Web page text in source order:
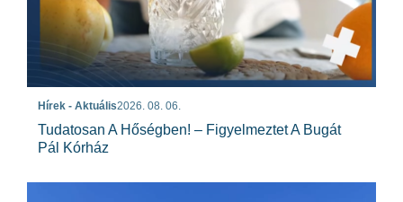
Hírek - Aktuális2026. 08. 06.
Tudatosan A Hőségben! – Figyelmeztet A Bugát
Pál Kórház